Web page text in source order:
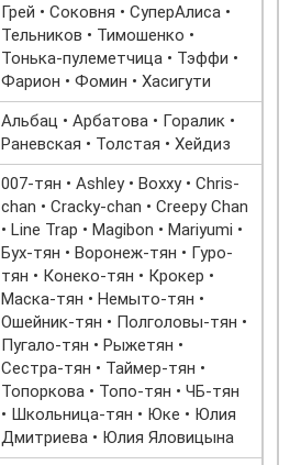
Грей • Соковня • СуперАлиса •
Тельников • Тимошенко •
Тонька-пулеметчица • Тэффи •
Фарион • Фомин • Хасигути
Альбац • Арбатова • Горалик •
Раневская • Толстая • Хейдиз
007-тян • Ashley • Boxxy • Chris-
chan • Cracky-chan • Creepy Chan
• Line Trap • Magibon • Mariyumi •
Бух-тян • Воронеж-тян • Гуро-
тян • Конеко-тян • Крокер •
Маска-тян • Немыто-тян •
Ошейник-тян • Полголовы-тян •
Пугало-тян • Рыжетян •
Сестра-тян • Таймер-тян •
Топоркова • Топо-тян • ЧБ-тян
• Школьница-тян • Юке • Юлия
Дмитриева • Юлия Яловицына